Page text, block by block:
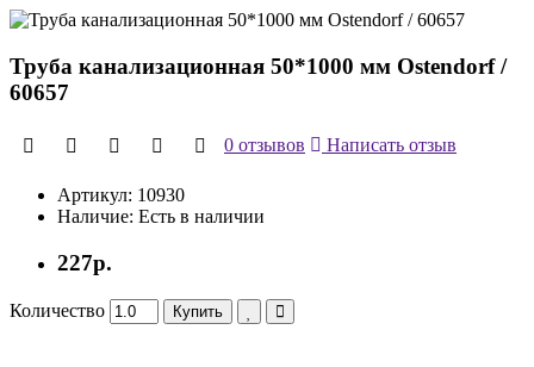
Труба канализационная 50*1000 мм Ostendorf /
60657
0 отзывов Написать отзыв
Артикул: 10930
Наличие: Есть в наличии
227р.
Количество Купить